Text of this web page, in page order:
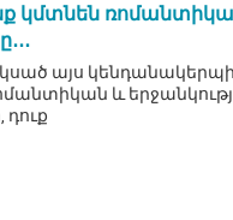
կմտնեն
այս
և
դուք